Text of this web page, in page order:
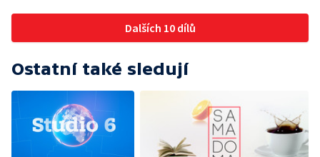
Minimum sacharidů: maso, vejce, mléčné
výrobky a luštěniny — Mezinárodní folklórní
kondici v létě bez posilovny — Anketa +
Aktuálně — Škola hrou — Počasí — Prototyp
chytré vložky do bot pro běžce — Divácká
soutěž — Kniha veselých říkanek Hrátky se
zvířátky — Práce záchranářů v létě — Jak se
udržet v kondici v létě bez posilovny —
Škola hrou — Upoutávka na další vysílání —
Dalších 10 dílů
Ostatní také sledují